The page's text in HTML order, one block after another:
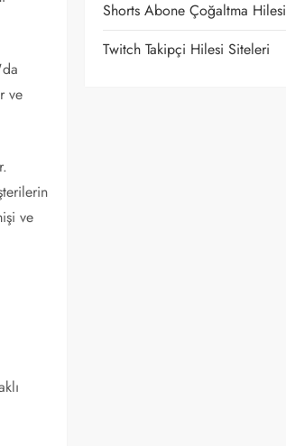
ve
ve
Shorts Abone Çoğaltma Hilesi
Twitch Takipçi Hilesi Siteleri